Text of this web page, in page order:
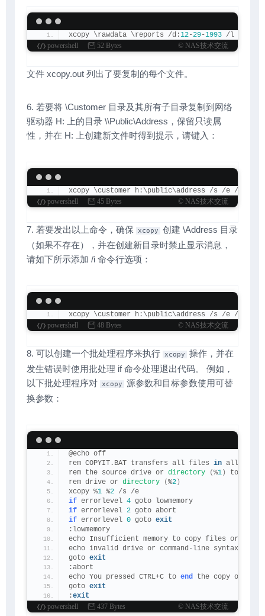
xcopy \rawdata \reports /d:12-29-1993 /l
powershell
52 Bytes © NAS技术交流
文件 xcopy.out 列出了要复制的每个文件。
6. 若要将 \Customer 目录及其所有子目录复制到网络
驱动器 H: 上的目录 \\Public\Address，保留只读属
性，并在 H: 上创建新文件时得到提示，请键入：
xcopy \customer h:\public\address /s /e /k /p
powershell
45 Bytes © NAS技术交流
7. 若要发出以上命令，确保 xcopy
创建 \Address 目录
（如果不存在），并在创建新目录时禁止显示消息，
请如下所示添加 /i 命令行选项：
xcopy \customer h:\public\address /s /e /k /p
powershell
48 Bytes © NAS技术交流
8. 可以创建一个批处理程序来执行 xcopy
操作，并在
发生错误时使用批处理 if 命令处理退出代码。 例如，
以下批处理程序对 xcopy
源参数和目标参数使用可替
换参数：
@echo off
rem COPYIT.BAT transfers all files in all
rem the source drive or directory (%1 )
to the
rem drive or directory (%2 )
xcopy %1 %2 /s /e
if errorlevel 4 goto lowmemory
if errorlevel 2 goto abort
if errorlevel 0 goto exit
:lowmemory
echo Insufficient memory to copy files or
echo invalid drive or command-line syntax.
goto exit
:abort
echo You pressed CTRL+C to end the copy
goto exit
:exit
powershell
437 Bytes © NAS技术交流